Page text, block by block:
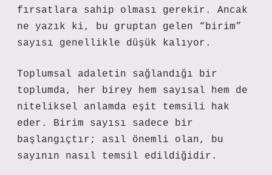
fırsatlara sahip olması gerekir. Ancak
ne yazık ki, bu gruptan gelen “birim”
sayısı genellikle düşük kalıyor.
Toplumsal adaletin sağlandığı bir
toplumda, her birey hem sayısal hem de
niteliksel anlamda eşit temsili hak
eder. Birim sayısı sadece bir
başlangıçtır; asıl önemli olan, bu
sayının nasıl temsil edildiğidir.